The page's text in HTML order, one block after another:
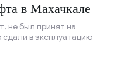
в Махачкале
не был принят на
сдали в эксплуатацию